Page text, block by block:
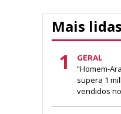
Mais lidas
1 GERAL
“Homem-
supera 1
vendidos